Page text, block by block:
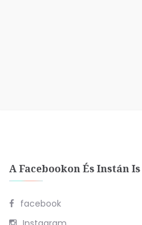
A Facebookon És Instán
facebook